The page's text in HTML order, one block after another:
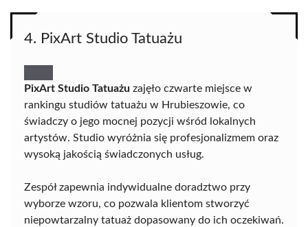
4. PixArt Studio Tatuażu
PixArt Studio Tatuażu zajęło czwarte miejsce w
rankingu studiów tatuażu w Hrubieszowie, co
świadczy o jego mocnej pozycji wśród lokalnych
artystów. Studio wyróżnia się profesjonalizmem oraz
wysoką jakością świadczonych usług.
Zespół zapewnia indywidualne doradztwo przy
wyborze wzoru, co pozwala klientom stworzyć
niepowtarzalny tatuaż dopasowany do ich oczekiwań.